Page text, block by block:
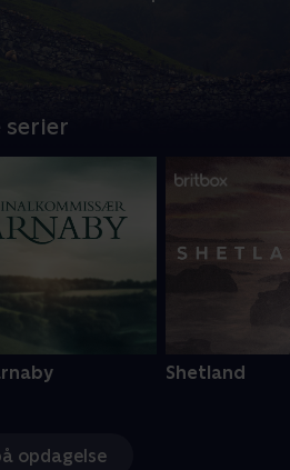
serier
Shetland
opdagelse